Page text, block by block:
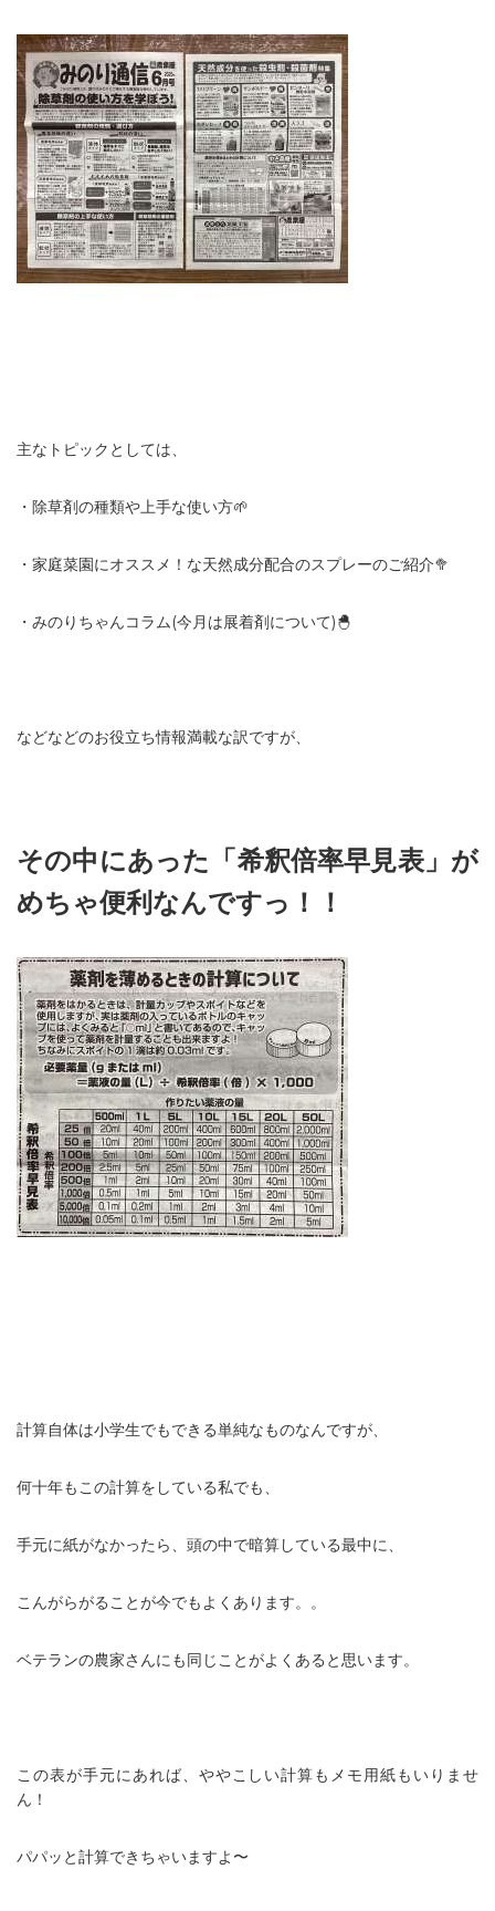
主なトピックとしては、
・除草剤の種類や上手な使い方🌱
・家庭菜園にオススメ！な天然成分配合のスプレーのご紹介🥦
・みのりちゃんコラム(今月は展着剤について)🐣
などなどのお役立ち情報満載な訳ですが、
その中にあった「希釈倍率早見表」が
めちゃ便利なんですっ！！
計算自体は小学生でもできる単純なものなんですが、
何十年もこの計算をしている私でも、
手元に紙がなかったら、頭の中で暗算している最中に、
こんがらがることが今でもよくあります。。
ベテランの農家さんにも同じことがよくあると思います。
この表が手元にあれば、ややこしい計算もメモ用紙もいりませ
ん！
パパッと計算できちゃいますよ〜